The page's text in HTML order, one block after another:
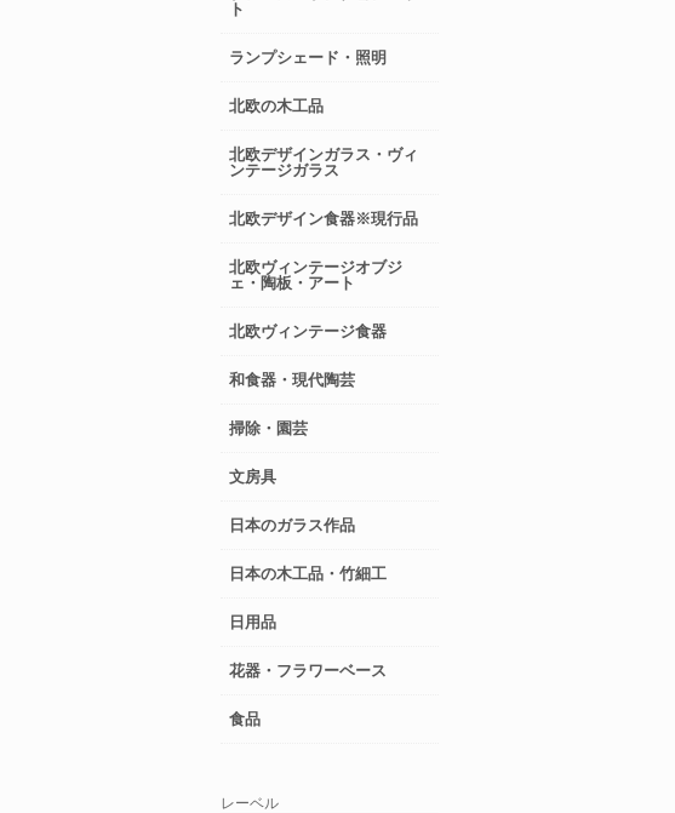
ト
ランプシェード・照明
北欧の木工品
北欧デザインガラス・ヴィ
ンテージガラス
北欧デザイン食器※現行品
北欧ヴィンテージオブジ
ェ・陶板・アート
北欧ヴィンテージ食器
和食器・現代陶芸
掃除・園芸
文房具
日本のガラス作品
日本の木工品・竹細工
日用品
花器・フラワーベース
食品
レーベル